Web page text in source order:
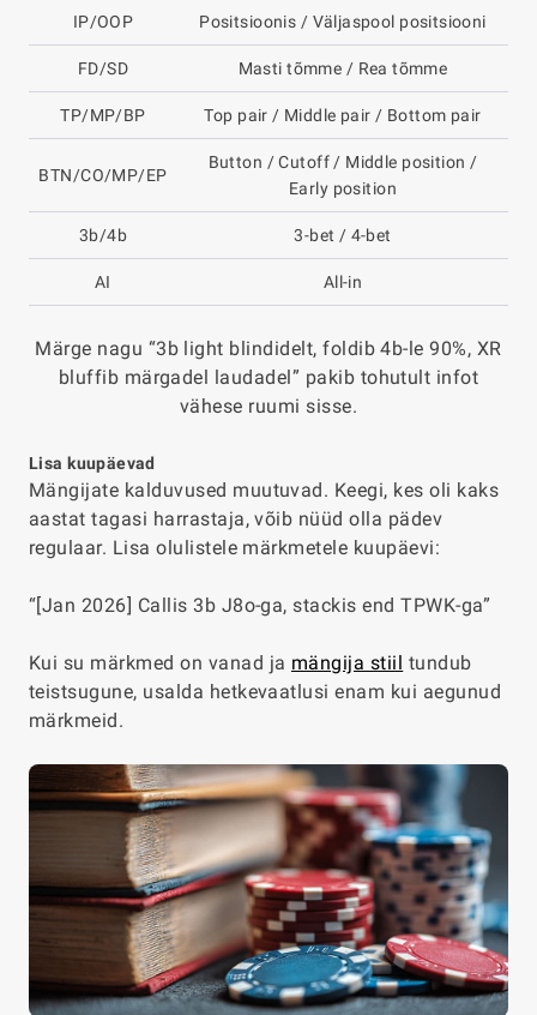
IP/OOP Positsioonis / Väljaspool positsiooni
FD/SD Masti tõmme / Rea tõmme
TP/MP/BP Top pair / Middle pair / Bottom pair
BTN/CO/MP/EP
Button / Cutoff / Middle position /
Early position
3b/4b 3-bet / 4-bet
AI All-in
Märge nagu “3b light blindidelt, foldib 4b-le 90%, XR
bluffib märgadel laudadel” pakib tohutult infot
vähese ruumi sisse.
Lisa kuupäevad
Mängijate kalduvused muutuvad. Keegi, kes oli kaks
aastat tagasi harrastaja, võib nüüd olla pädev
regulaar. Lisa olulistele märkmetele kuupäevi:
“[Jan 2026] Callis 3b J8o-ga, stackis end TPWK-ga”
Kui su märkmed on vanad ja mängija stiil tundub
teistsugune, usalda hetkevaatlusi enam kui aegunud
märkmeid.